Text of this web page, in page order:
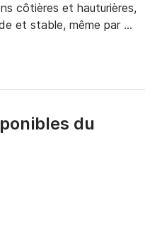
côtières et hauturières,
et stable, même par
magnifiques vues. Le
ponton avant, idéal
Un
la console permet de
au frais tout au
de plaisir, nous
nouilles, des masques
assurant ainsi d'être
du